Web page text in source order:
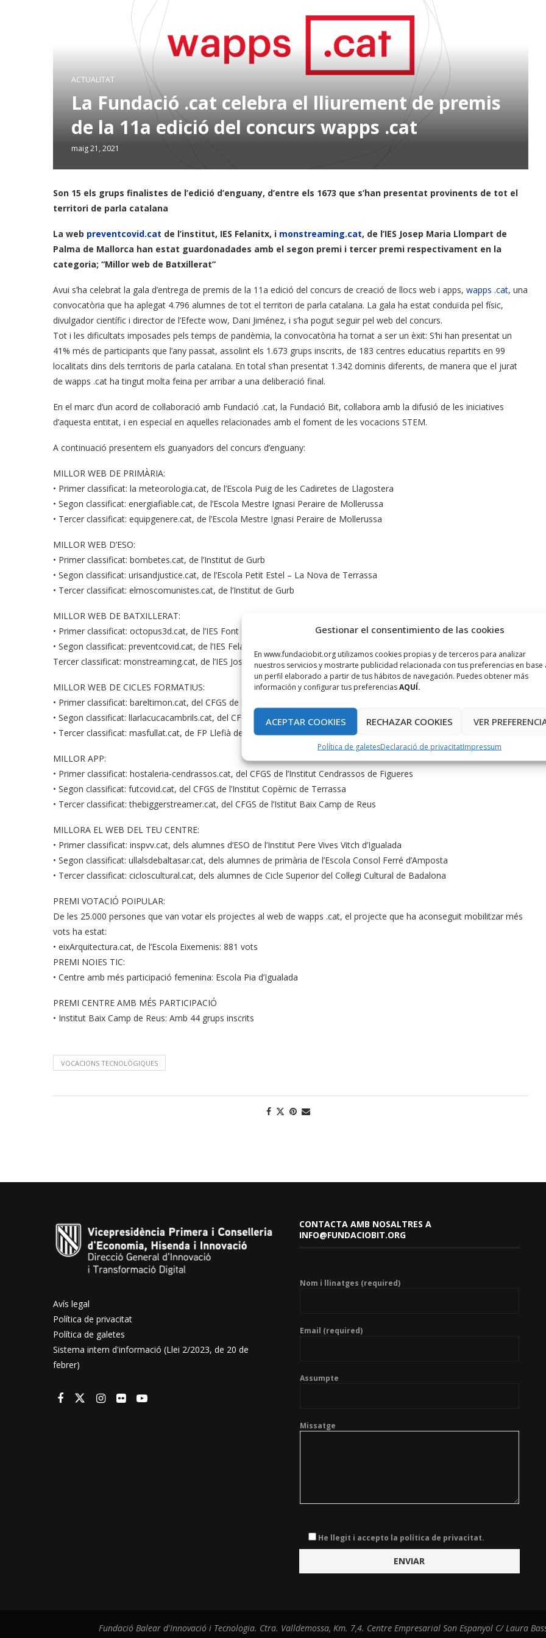
Gestionar el consentimiento de las cookies
En www.fundaciobit.org utilizamos cookies propias y de terceros para analizar
nuestros servicios y mostrarte publicidad relacionada con tus preferencias en base
un perfil elaborado a partir de tus hábitos de navegación. Puedes obtener más
información y configurar tus preferenciasAQUÍ.
ACEPTAR COOKIES RECHAZAR COOKIES VER
Política de galetesDeclaració de privacitatImpressum
ACTUALITAT
La Fundació .cat celebra el lliurement de premis
de la 11a edició del concurs wapps .cat
maig 21, 2021
Son 15 els grups finalistes de l’edició d’enguany, d’entre els 1673 que s’han presentat provinents de tot el
territori de parla catalana
La web preventcovid.cat de l’institut, IES Felanitx, i monstreaming.cat, de l’IES Josep Maria Llompart de
Palma de Mallorca han estat guardonadades amb el segon premi i tercer premi respectivament en la
categoria; “Millor web de Batxillerat”
Avui s’ha celebrat la gala d’entrega de premis de la 11a edició del concurs de creació de llocs web i apps, wapps .cat, una
convocatòria que ha aplegat 4.796 alumnes de tot el territori de parla catalana. La gala ha estat conduïda pel físic,
divulgador científic i director de l’Efecte wow, Dani Jiménez, i s’ha pogut seguir pel web del concurs.
Tot i les dificultats imposades pels temps de pandèmia, la convocatòria ha tornat a ser un èxit: S’hi han presentat un
41% més de participants que l’any passat, assolint els 1.673 grups inscrits, de 183 centres educatius repartits en 99
localitats dins dels territoris de parla catalana. En total s’han presentat 1.342 dominis diferents, de manera que el jurat
de wapps .cat ha tingut molta feina per arribar a una deliberació final.
En el marc d’un acord de col·laboració amb Fundació .cat, la Fundació Bit, col·labora amb la difusió de les iniciatives
d’aquesta entitat, i en especial en aquelles relacionades amb el foment de les vocacions STEM.
A continuació presentem els guanyadors del concurs d’enguany:
MILLOR WEB DE PRIMÀRIA:
• Primer classificat: la meteorologia.cat, de l’Escola Puig de les Cadiretes de Llagostera
• Segon classificat: energiafiable.cat, de l’Escola Mestre Ignasi Peraire de Mollerussa
• Tercer classificat: equipgenere.cat, de l’Escola Mestre Ignasi Peraire de Mollerussa
MILLOR WEB D’ESO:
• Primer classificat: bombetes.cat, de l’Institut de Gurb
• Segon classificat: urisandjustice.cat, de l’Escola Petit Estel – La Nova de Terrassa
• Tercer classificat: elmoscomunistes.cat, de l’Institut de Gurb
MILLOR WEB DE BATXILLERAT:
• Primer classificat: octopus3d.cat, de l’IES Font de Canals de València
• Segon classificat: preventcovid.cat, de l’IES Felanitx de Mallorca, Illes Balears
Tercer classificat: monstreaming.cat, de l’IES Josep Maria Llompart de Palma de Mallorca, Illes Balears
MILLOR WEB DE CICLES FORMATIUS:
• Primer classificat: bareltimon.cat, del CFGS de l’IES Abastos de València
• Segon classificat: llarlacucacambrils.cat, del CFGS de l’Institut Baix Camp de Reus
• Tercer classificat: masfullat.cat, de FP Llefià de Badalona
MILLOR APP:
• Primer classificat: hostaleria-cendrassos.cat, del CFGS de l’Institut Cendrassos de Figueres
• Segon classificat: futcovid.cat, del CFGS de l’Institut Copèrnic de Terrassa
• Tercer classificat: thebiggerstreamer.cat, del CFGS de l’Istitut Baix Camp de Reus
MILLORA EL WEB DEL TEU CENTRE:
• Primer classificat: inspvv.cat, dels alumnes d’ESO de l’Institut Pere Vives Vitch d’Igualada
• Segon classificat: ullalsdebaltasar.cat, dels alumnes de primària de l’Escola Consol Ferré d’Amposta
• Tercer classificat: cicloscultural.cat, dels alumnes de Cicle Superior del Col·legi Cultural de Badalona
PREMI VOTACIÓ POIPULAR:
De les 25.000 persones que van votar els projectes al web de wapps .cat, el projecte que ha aconseguit mobilitzar més
vots ha estat:
• eixArquitectura.cat, de l’Escola Eixemenis: 881 vots
PREMI NOIES TIC:
• Centre amb més participació femenina: Escola Pia d’Igualada
PREMI CENTRE AMB MÉS PARTICIPACIÓ
• Institut Baix Camp de Reus: Amb 44 grups inscrits
VOCACIONS TECNOLÒGIQUES
Avís legal
Política de privacitat
Política de galetes
Sistema intern d'informació (Llei 2/2023, de 20 de
febrer)
CONTACTA AMB NOSALTRES A
INFO@FUNDACIOBIT.ORG
Nom i llinatges (required)
Email (required)
Assumpte
Missatge
He llegit i accepto la política de privacitat.
Fundació Balear d'Innovació i Tecnologia. Ctra. Valldemossa, Km. 7,4. Centre Empresarial Son Espanyol C/ Laura